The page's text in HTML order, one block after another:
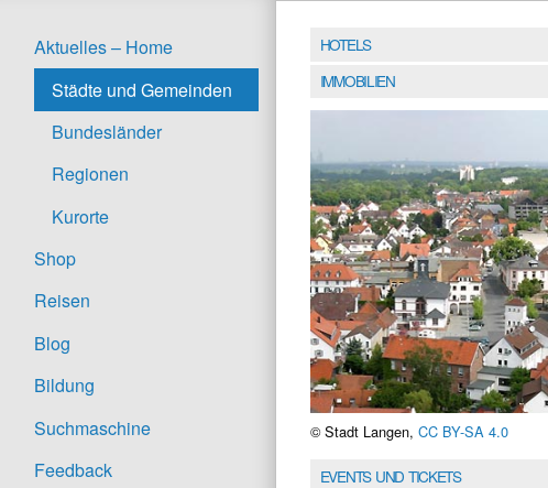
Aktuelles – Home
Städte und Gemeinden
Bundesländer
Regionen
Kurorte
Shop
Reisen
Blog
Bildung
Suchmaschine
Feedback
HOTELS
IMMOBILIEN
© Stadt Langen, CC BY-SA 4.0
EVENTS UND TICKETS